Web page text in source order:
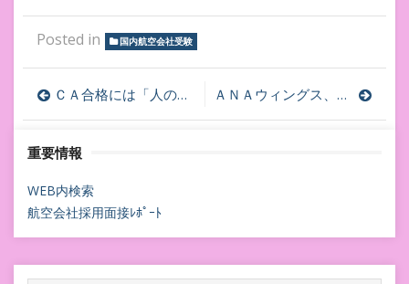
Posted in 国内航空会社受験
投
稿
ナ
ビ
ゲ
ー
ＣＡ合格には「人のせいにしない」☆大谷由里子さん『仕事で大事なルールは吉本興業で学んだ』☆ ＡＮＡウィングス、ジェイエア、ソラシド、タイ国際航空もう、ＣＡ受験の準備で週末は手一杯に！！！
重要情報
WEB内検索
航空会社採用面接ﾚﾎﾟｰﾄ